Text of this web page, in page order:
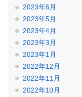
2023年6月
2023年5月
2023年4月
2023年3月
2023年1月
2022年12月
2022年11月
2022年10月